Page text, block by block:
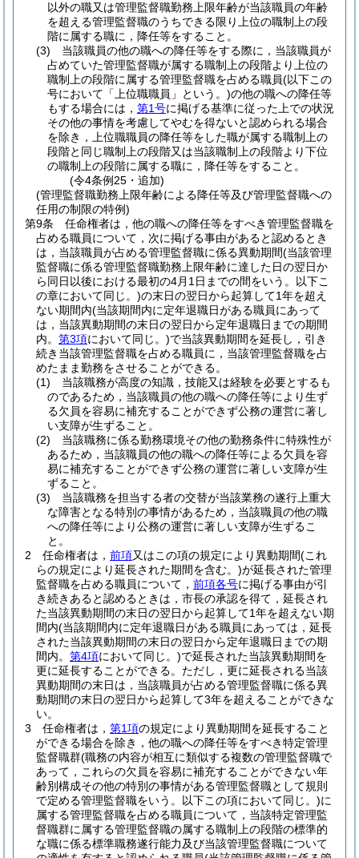
以外の職又は管理監督職勤務上限年齢が当該職員の年齢
を超える管理監督職のうちできる限り上位の職制上の段
階に属する職に，降任等をすること。
(3)
当該職員の他の職への降任等をする際に，当該職員が
占めていた管理監督職が属する職制上の段階より上位の
職制上の段階に属する管理監督職を占める職員(以下この
号において「上位職職員」という。)の他の職への降任等
もする場合には， 第1号に掲げる基準に従った上での状況
その他の事情を考慮してやむを得ないと認められる場合
を除き，上位職職員の降任等をした職が属する職制上の
段階と同じ職制上の段階又は当該職制上の段階より下位
の職制上の段階に属する職に，降任等をすること。
(令4条例25・追加)
(管理監督職勤務上限年齢による降任等及び管理監督職への
任用の制限の特例)
第9条
任命権者は，他の職への降任等をすべき管理監督職を
占める職員について，次に掲げる事由があると認めるとき
は，当該職員が占める管理監督職に係る異動期間(当該管理
監督職に係る管理監督職勤務上限年齢に達した日の翌日か
ら同日以後における最初の4月1日までの間をいう。以下こ
の章において同じ。)の末日の翌日から起算して1年を超え
ない期間内(当該期間内に定年退職日がある職員にあって
は，当該異動期間の末日の翌日から定年退職日までの期間
内。 第3項において同じ。)で当該異動期間を延長し，引き
続き当該管理監督職を占める職員に，当該管理監督職を占
めたまま勤務をさせることができる。
(1)
当該職務が高度の知識，技能又は経験を必要とするも
のであるため，当該職員の他の職への降任等により生ず
る欠員を容易に補充することができず公務の運営に著し
い支障が生ずること。
(2)
当該職務に係る勤務環境その他の勤務条件に特殊性が
あるため，当該職員の他の職への降任等による欠員を容
易に補充することができず公務の運営に著しい支障が生
ずること。
(3)
当該職務を担当する者の交替が当該業務の遂行上重大
な障害となる特別の事情があるため，当該職員の他の職
への降任等により公務の運営に著しい支障が生ずるこ
と。
2
任命権者は， 前項又はこの項の規定により異動期間(これ
らの規定により延長された期間を含む。)が延長された管理
監督職を占める職員について， 前項各号に掲げる事由が引
き続きあると認めるときは，市長の承認を得て，延長され
た当該異動期間の末日の翌日から起算して1年を超えない期
間内(当該期間内に定年退職日がある職員にあっては，延長
された当該異動期間の末日の翌日から定年退職日までの期
間内。 第4項において同じ。)で延長された当該異動期間を
更に延長することができる。 ただし，更に延長される当該
異動期間の末日は，当該職員が占める管理監督職に係る異
動期間の末日の翌日から起算して3年を超えることができな
い。
3
任命権者は， 第1項の規定により異動期間を延長すること
ができる場合を除き，他の職への降任等をすべき特定管理
監督職群(職務の内容が相互に類似する複数の管理監督職で
あって，これらの欠員を容易に補充することができない年
齢別構成その他の特別の事情がある管理監督職として規則
で定める管理監督職をいう。以下この項において同じ。)に
属する管理監督職を占める職員について，当該特定管理監
督職群に属する管理監督職の属する職制上の段階の標準的
な職に係る標準職務遂行能力及び当該管理監督職について